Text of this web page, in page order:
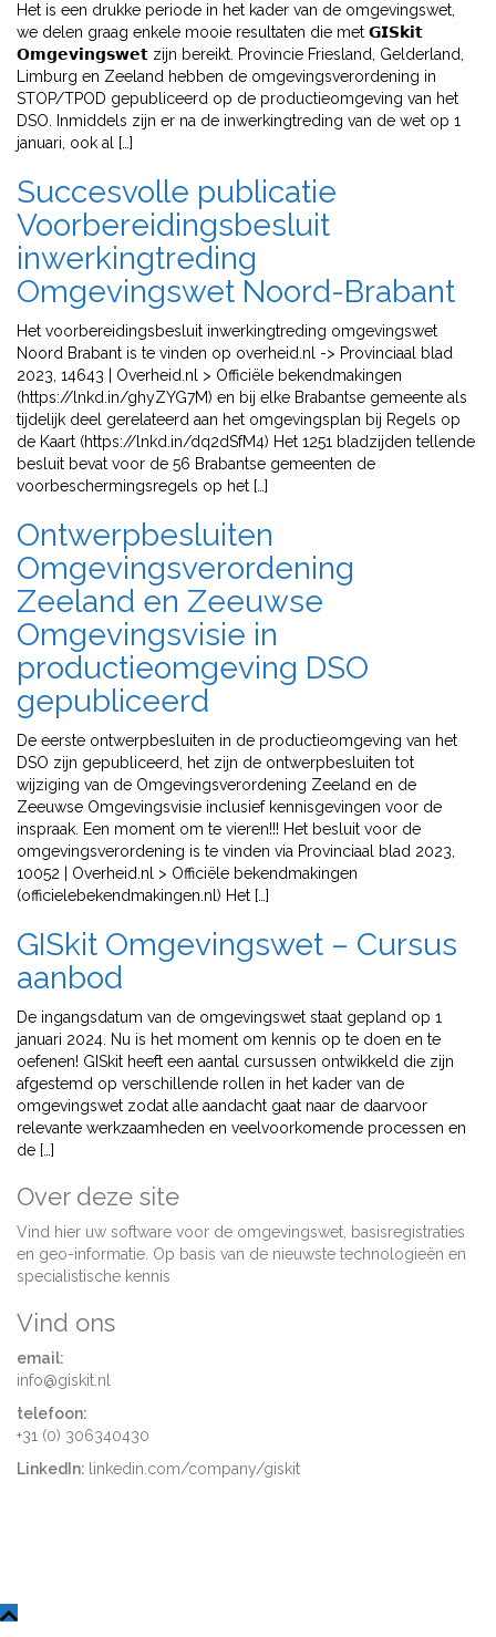
Het is een drukke periode in het kader van de omgevingswet,
we delen graag enkele mooie resultaten die met 𝗚𝗜𝗦𝗸𝗶𝘁
𝗢𝗺𝗴𝗲𝘃𝗶𝗻𝗴𝘀𝘄𝗲𝘁 zijn bereikt. Provincie Friesland, Gelderland,
Limburg en Zeeland hebben de omgevingsverordening in
STOP/TPOD gepubliceerd op de productieomgeving van het
DSO. Inmiddels zijn er na de inwerkingtreding van de wet op 1
januari, ook al […]
Succesvolle publicatie
Voorbereidingsbesluit
inwerkingtreding
Omgevingswet Noord-Brabant
Het voorbereidingsbesluit inwerkingtreding omgevingswet
Noord Brabant is te vinden op overheid.nl -> Provinciaal blad
2023, 14643 | Overheid.nl > Officiële bekendmakingen
(https://lnkd.in/ghyZYG7M) en bij elke Brabantse gemeente als
tijdelijk deel gerelateerd aan het omgevingsplan bij Regels op
de Kaart (https://lnkd.in/dq2dSfM4) Het 1251 bladzijden tellende
besluit bevat voor de 56 Brabantse gemeenten de
voorbeschermingsregels op het […]
Ontwerpbesluiten
Omgevingsverordening
Zeeland en Zeeuwse
Omgevingsvisie in
productieomgeving DSO
gepubliceerd
De eerste ontwerpbesluiten in de productieomgeving van het
DSO zijn gepubliceerd, het zijn de ontwerpbesluiten tot
wijziging van de Omgevingsverordening Zeeland en de
Zeeuwse Omgevingsvisie inclusief kennisgevingen voor de
inspraak. Een moment om te vieren!!! Het besluit voor de
omgevingsverordening is te vinden via Provinciaal blad 2023,
10052 | Overheid.nl > Officiële bekendmakingen
(officielebekendmakingen.nl) Het […]
GISkit Omgevingswet – Cursus
aanbod
De ingangsdatum van de omgevingswet staat gepland op 1
januari 2024. Nu is het moment om kennis op te doen en te
oefenen! GISkit heeft een aantal cursussen ontwikkeld die zijn
afgestemd op verschillende rollen in het kader van de
omgevingswet zodat alle aandacht gaat naar de daarvoor
relevante werkzaamheden en veelvoorkomende processen en
de […]
Over deze site
Vind hier uw software voor de omgevingswet, basisregistraties
en geo-informatie. Op basis van de nieuwste technologieën en
specialistische kennis
Vind ons
email:
info@giskit.nl
telefoon:
+31 (0) 306340430
LinkedIn: linkedin.com/company/giskit